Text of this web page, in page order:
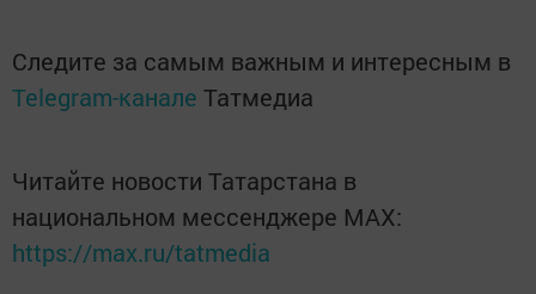
Следите за самым важным и интересным в
Telegram-канале Татмедиа
Читайте новости Татарстана в
национальном мессенджере MАХ:
https://max.ru/tatmedia